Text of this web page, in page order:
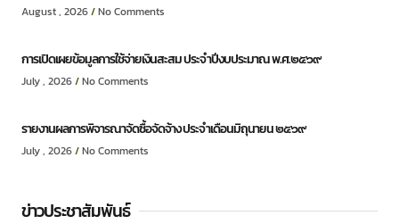
August , 2026 No Comments
การเปิดเผยข้อมูลการใช้จ่ายเงินสะสม ประจำปีงบประมาณ พ.ศ.๒๕๖๙
July , 2026 No Comments
รายงานผลการพิจารณาจัดซื้อจัดจ้าง ประจำเดือนมิถุนายน ๒๕๖๙
July , 2026 No Comments
ข่าวประชาสัมพันธ์